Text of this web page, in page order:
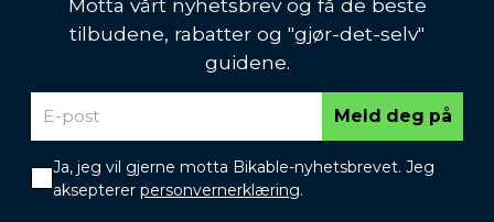
Motta vårt nyhetsbrev og få de beste
tilbudene, rabatter og "gjør-det-selv"
guidene.
Meld deg på
Ja, jeg vil gjerne motta Bikable-nyhetsbrevet. Jeg
aksepterer personvernerklæring.